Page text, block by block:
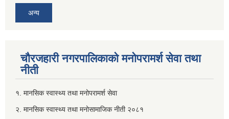
अन्य
चौरजहारी नगरपालिकाको मनोपरामर्श सेवा तथा
नीती
१. मानसिक स्वास्थ्य तथा मनोपरामर्श सेवा
२. मानसिक स्वास्थ्य तथा मनोसामाजिक नीती २०८१